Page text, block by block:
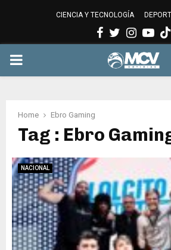
CIENCIA Y TECNOLOGÍA
Facebook
Twitter
PRIMARY
Home Ebro Gaming
Tag : Ebro
NACIONAL